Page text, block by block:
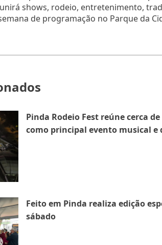
shows, rodeio, entretenimento,
de programação no Parque da
Pinda Rodeio Fest reúne cerca
como principal evento musical e
Feito em Pinda realiza edição
sábado